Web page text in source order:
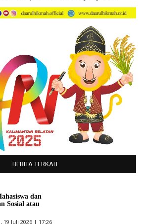
BERITA TERKAIT
dan
Sosial atau
19 Juli 2026 | 17:26